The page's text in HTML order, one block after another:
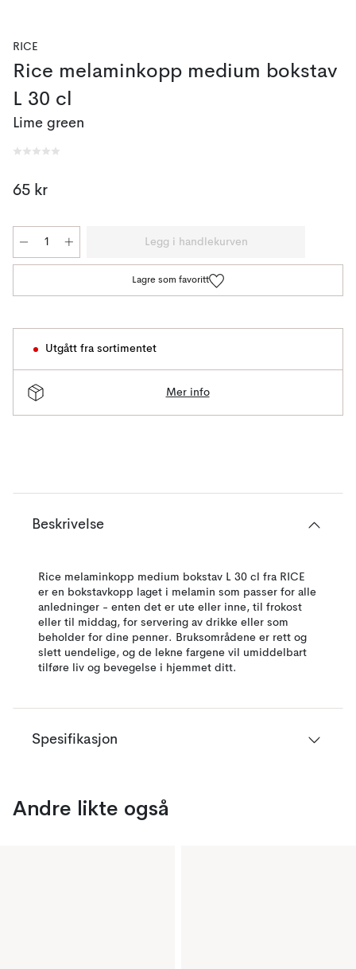
RICE
Rice melaminkopp medium bokstav
L 30 cl
Lime green
65 kr
Legg i handlekurven
Lagre som favoritt
Utgått fra sortimentet
Mer info
Beskrivelse
Rice melaminkopp medium bokstav L 30 cl fra RICE
er en bokstavkopp laget i melamin som passer for alle
anledninger - enten det er ute eller inne, til frokost
eller til middag, for servering av drikke eller som
beholder for dine penner. Bruksområdene er rett og
slett uendelige, og de lekne fargene vil umiddelbart
tilføre liv og bevegelse i hjemmet ditt.
Spesifikasjon
Andre likte også